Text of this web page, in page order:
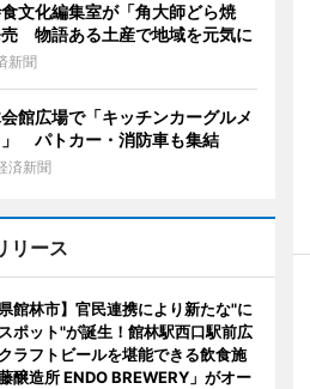
文化編集室が「角大師どら焼
売 物語ある土産で地域を元気に
新聞
館広場で「キッチンカーグルメ
」 パトカー・消防車も集結
済新聞
リース
県館林市】官民連携により新たな"に
ポット"が誕生！館林駅西口駅前広
ラフトビールを堪能できる飲食施
醸造所 ENDO BREWERY」がオー